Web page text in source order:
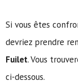
Si vous êtes
devriez prendre
Fuilet. Vous
ci-dessous.